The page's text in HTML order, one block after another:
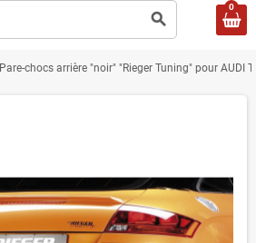
search
0
Pare-chocs arrière "noir" "Rieger Tuning" pour AUDI